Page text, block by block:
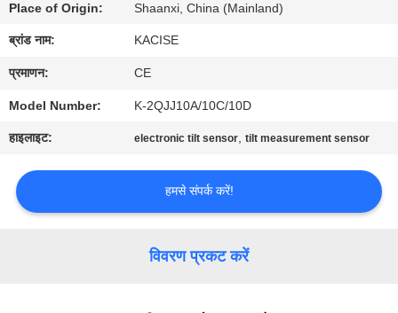
गुणवत्ता
नियंत्रण
हमसे
संपर्क
करें
समाचार
Place of Origin: Shaanxi, China (Mainland)
ब्रांड नाम: KACISE
प्रमाणन: CE
Model Number: K-2QJJ10A/10C/10D
हाइलाइट: electronic tilt sensor,tilt measurement sensor
हमसे संपर्क करें!
विवरण प्रकट करें